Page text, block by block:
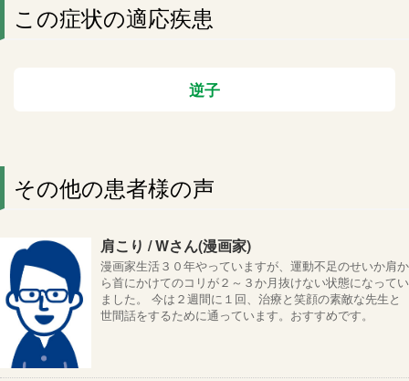
この症状の適応疾患
逆子
その他の患者様の声
肩こり / Wさん(漫画家)
漫画家生活３０年やっていますが、運動不足のせいか肩か
ら首にかけてのコリが２～３か月抜けない状態になってい
ました。 今は２週間に１回、治療と笑顔の素敵な先生と
世間話をするために通っています。おすすめです。